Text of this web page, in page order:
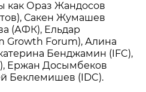
как Ораз Жандосов
Сакен Жумашев
(АФК), Ельдар
Growth Forum), Алина
Бенджамин (IFC),
Ержан Досымбеков
Беклемишев (IDC).